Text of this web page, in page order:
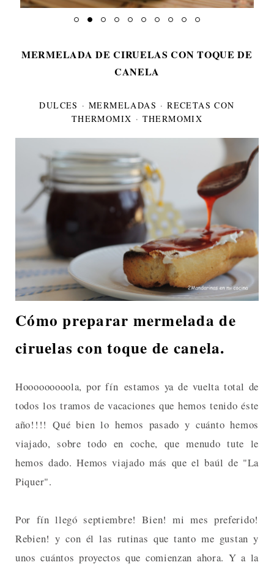
MERMELADA DE CIRUELAS CON TOQUE DE
CANELA
DULCES · MERMELADAS ·RECETAS CON
THERMOMIX · THERMOMIX
Cómo preparar mermelada de
ciruelas con toque de canela.
Hooooooooola, por fín estamos ya de vuelta total de
todos los tramos de vacaciones que hemos tenido éste
año!!!! Qué bien lo hemos pasado y cuánto hemos
viajado, sobre todo en coche, que menudo tute le
hemos dado. Hemos viajado más que el baúl de "La
Piquer".
Por fín llegó septiembre! Bien! mi mes preferido!
Rebien! y con él las rutinas que tanto me gustan y
unos cuántos proyectos que comienzan ahora. Y a la